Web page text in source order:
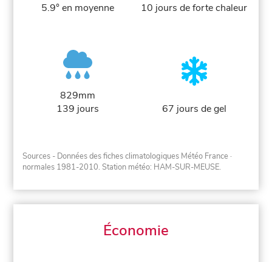
5.9° en moyenne
10 jours de forte chaleur
829mm
139 jours
67 jours de gel
Sources - Données des fiches climatologiques Météo France ·
normales 1981-2010. Station météo: HAM-SUR-MEUSE.
Économie